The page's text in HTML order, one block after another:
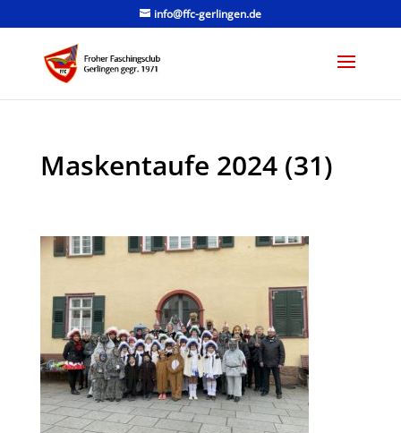
info@ffc-gerlingen.de
Maskentaufe 2024 (31)